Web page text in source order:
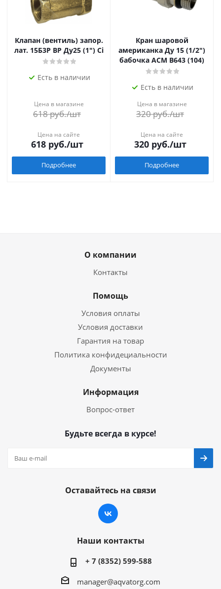
Клапан (вентиль) запор.
лат. 15Б3Р ВР Ду25 (1") Ci
Есть в наличии
Цена в магазине
618руб./шт
Цена на сайте
618руб./шт
Подробнее
Кран шаровой
американка Ду 15 (1/2")
бабочка АСМ В643 (104)
Есть в наличии
Цена в магазине
320руб./шт
Цена на сайте
320руб./шт
Подробнее
О компании
Контакты
Помощь
Условия оплаты
Условия доставки
Гарантия на товар
Политика конфидециальности
Документы
Информация
Вопрос-ответ
Будьте всегда в курсе!
Оставайтесь на связи
Наши контакты
+ 7 (8352) 599-588
manager@aqvatorg.com